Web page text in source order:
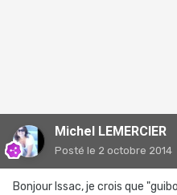
Michel LEMERCIER
Posté le 2 octobre 2014
Bonjour Issac, je crois que